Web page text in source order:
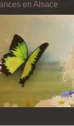
en Alsace